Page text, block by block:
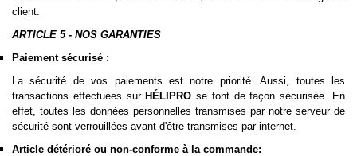
client.
ARTICLE 5 - NOS GARANTIES
Paiement sécurisé :
La sécurité de vos paiements est notre priorité. Aussi, toutes les
transactions effectuées sur HÉLIPROse font de façon sécurisée. En
effet, toutes les données personnelles transmises par notre serveur de
sécurité sont verrouillées avant d'être transmises par internet.
Article détérioré ou non-conforme à la commande: